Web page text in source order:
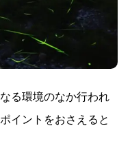
る環境のなか行われ
イントをおさえると